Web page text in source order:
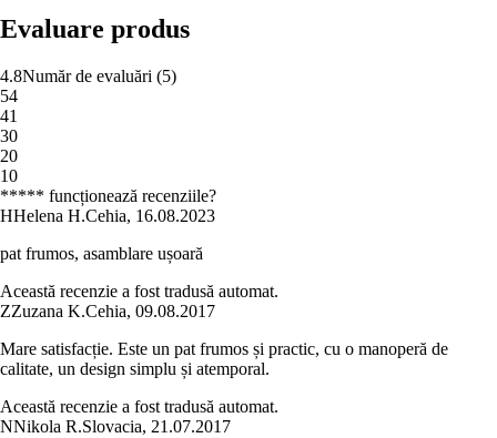
Evaluare produs
4.8Număr de evaluări (5)
54
41
30
20
10
***** funcționează recenziile?
HHelena H.Cehia, 16.08.2023
pat frumos, asamblare ușoară
Această recenzie a fost tradusă automat.
ZZuzana K.Cehia, 09.08.2017
Mare satisfacție. Este un pat frumos și practic, cu o manoperă de
calitate, un design simplu și atemporal.
Această recenzie a fost tradusă automat.
NNikola R.Slovacia, 21.07.2017